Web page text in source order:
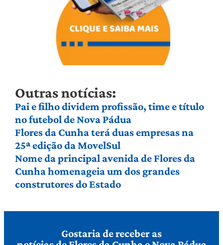
Outras notícias:
Pai e filho dividem profissão, time e título
no futebol de Nova Pádua
Flores da Cunha terá duas empresas na
25ª edição da MovelSul
Nome da principal avenida de Flores da
Cunha homenageia um dos grandes
construtores do Estado
Gostaria de receber as